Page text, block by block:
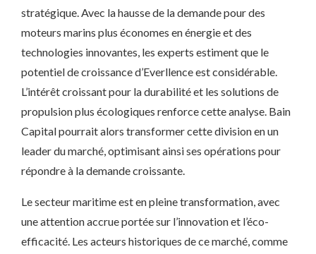
stratégique. Avec la hausse de la demande pour des
moteurs marins plus économes en énergie et des
technologies innovantes, les experts estiment que le
potentiel de croissance d’Everllence est considérable.
L’intérêt croissant pour la durabilité et les solutions de
propulsion plus écologiques renforce cette analyse. Bain
Capital pourrait alors transformer cette division en un
leader du marché, optimisant ainsi ses opérations pour
répondre à la demande croissante.
Le secteur maritime est en pleine transformation, avec
une attention accrue portée sur l’innovation et l’éco-
efficacité. Les acteurs historiques de ce marché, comme